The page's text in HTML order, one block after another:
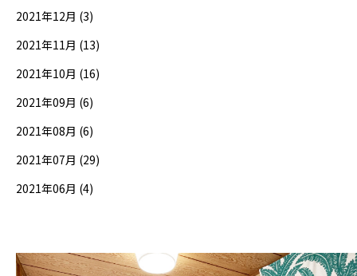
2021年12月 (3)
2021年11月 (13)
2021年10月 (16)
2021年09月 (6)
2021年08月 (6)
2021年07月 (29)
2021年06月 (4)